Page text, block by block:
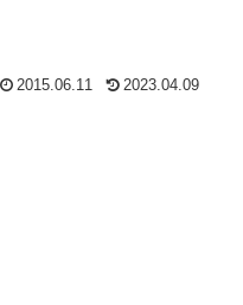
2015.06.11 2023.04.09